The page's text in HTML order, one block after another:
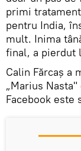
primi
pentru India,
mult. Inima
final, a pierdut
Calin Fărcaş a
„Marius
Facebook este